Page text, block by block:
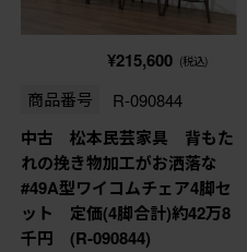
¥215,600 (税込)
商品番号 R-090844
中古 松本民芸家具 背もた
れの挽き物加工がお洒落な
#49A型ワイコムチェア4脚セ
ット 定価(4脚合計)約42万8
千円 (R-090844)